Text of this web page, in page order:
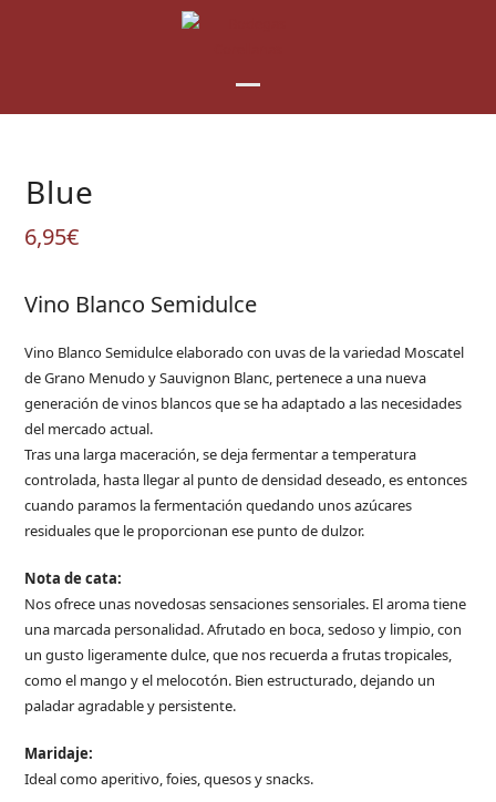
Open
Close
Blue
6,95€
Vino Blanco Semidulce
Vino Blanco Semidulce elaborado con uvas de la variedad Moscatel
de Grano Menudo y Sauvignon Blanc, pertenece a una nueva
generación de vinos blancos que se ha adaptado a las necesidades
del mercado actual.
Tras una larga maceración, se deja fermentar a temperatura
controlada, hasta llegar al punto de densidad deseado, es entonces
cuando paramos la fermentación quedando unos azúcares
residuales que le proporcionan ese punto de dulzor.
Nota de cata:
Nos ofrece unas novedosas sensaciones sensoriales. El aroma tiene
una marcada personalidad. Afrutado en boca, sedoso y limpio, con
un gusto ligeramente dulce, que nos recuerda a frutas tropicales,
como el mango y el melocotón. Bien estructurado, dejando un
paladar agradable y persistente.
Maridaje:
Ideal como aperitivo, foies, quesos y snacks.